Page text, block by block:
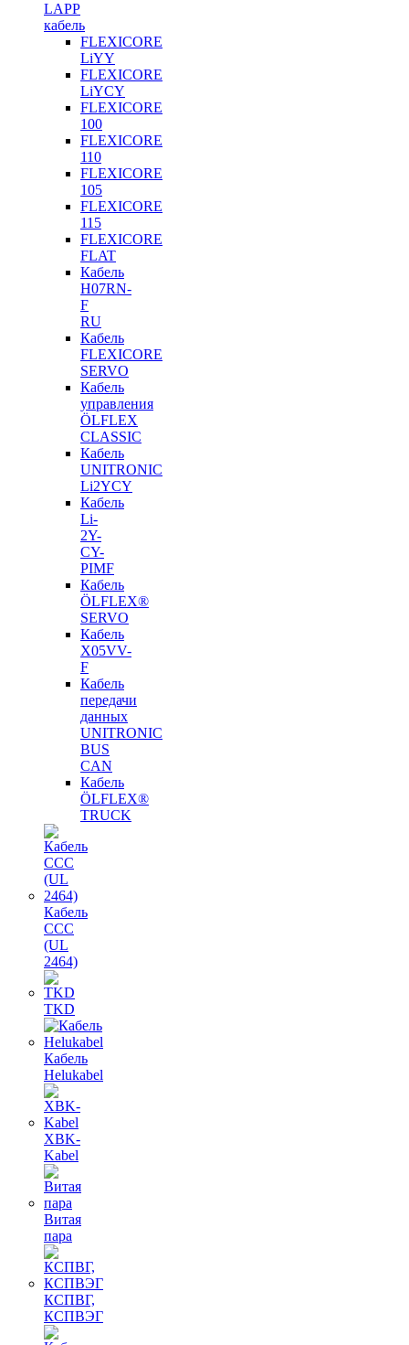
LAPP
кабель
FLEXICORE
LiYY
FLEXICORE
LiYCY
FLEXICORE
100
FLEXICORE
110
FLEXICORE
105
FLEXICORE
115
FLEXICORE
FLAT
Кабель
H07RN-
F
RU
Кабель
FLEXICORE
SERVO
Кабель
управления
ÖLFLEX
CLASSIC
Кабель
UNITRONIC
Li2YCY
Кабель
Li-
2Y-
CY-
PIMF
Кабель
ÖLFLEX®
SERVO
Кабель
X05VV-
F
Кабель
передачи
данных
UNITRONIC
BUS
CAN
Кабель
ÖLFLEX®
TRUCK
Кабель
CCC
(UL
2464)
TKD
Кабель
Helukabel
XBK-
Kabel
Витая
пара
КСПВГ,
КСПВЭГ